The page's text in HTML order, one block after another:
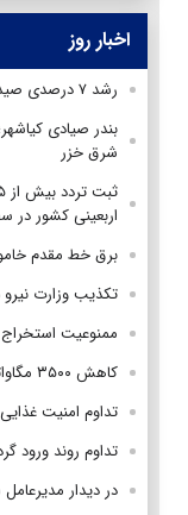
اخبار روز
رشد ۷ درصدی صید آبزیان کشور در سال ۱۴۰۴
بندر صیادی
شرق خزر
اربعینی کشور
برق خط مقدم
تکذیب وزارت نیرو
ممنوعیت استخراج
کاهش ۳۵۰۰ مگاواتی بار شبکه برق با اجرای طرح «مهتاب»
تداوم امنیت
تداوم روند ورود
در دیدار